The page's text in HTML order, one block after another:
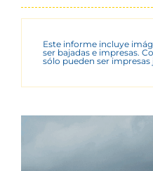
Este informe incluye
ser bajadas e impresas.
sólo pueden ser